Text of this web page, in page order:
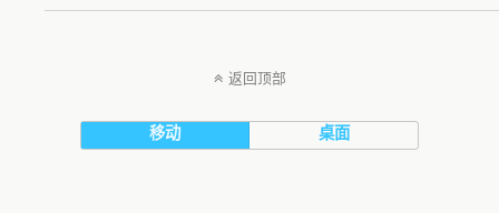
返回顶部
移动 桌面